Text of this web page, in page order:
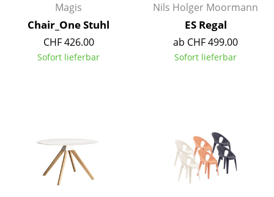
Wandleuchten
Outdoor-Leuchten
Akkuleuchten
Doppelbetten
Einzelbetten
Stapelbetten
Magis
Chair_One Stuhl
CHF 426.00
Sofort lieferbar
Nils Holger Moormann
ES Regal
ab CHF 499.00
Sofort lieferbar